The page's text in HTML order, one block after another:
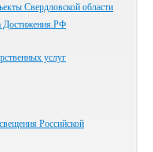
Свердловской области
Достижения.РФ
услуг
Российской